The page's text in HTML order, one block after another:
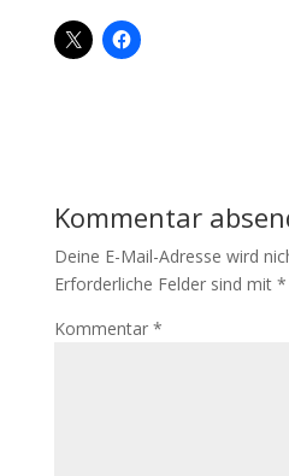
Kommentar
Deine E-Mail-Adresse wird
Erforderliche Felder sind mit *
Kommentar *